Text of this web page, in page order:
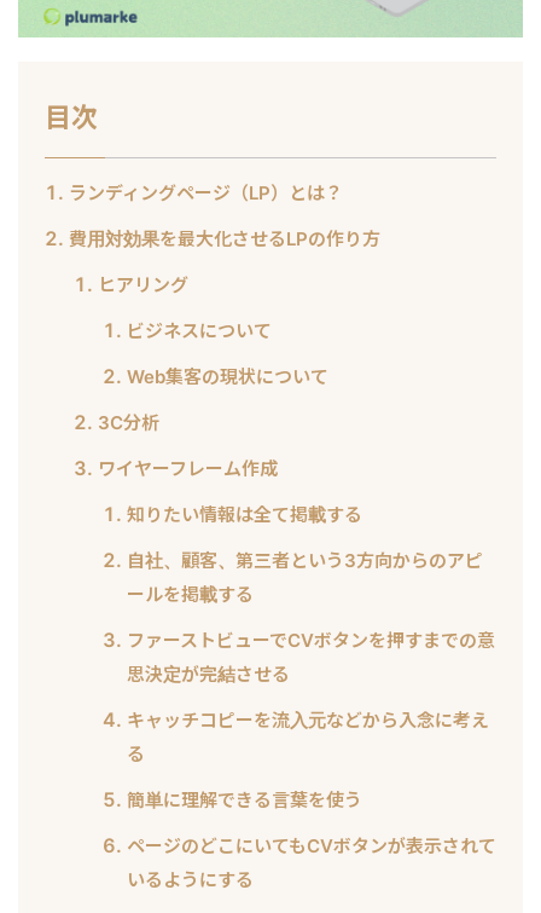
目次
ランディングページ（LP）とは？
費用対効果を最大化させるLPの作り方
ヒアリング
ビジネスについて
Web集客の現状について
3C分析
ワイヤーフレーム作成
知りたい情報は全て掲載する
自社、顧客、第三者という3方向からのアピ
ールを掲載する
ファーストビューでCVボタンを押すまでの意
思決定が完結させる
キャッチコピーを流入元などから入念に考え
る
簡単に理解できる言葉を使う
ページのどこにいてもCVボタンが表示されて
いるようにする